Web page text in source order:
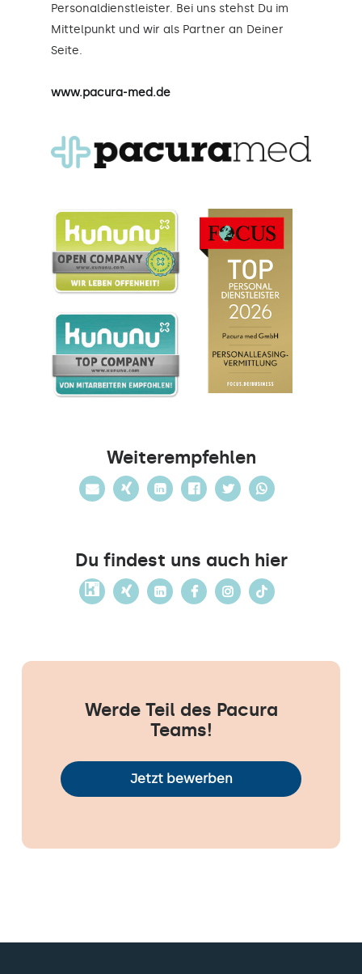
Personaldienstleister. Bei uns stehst Du im
Mittelpunkt und wir als Partner an Deiner
Seite.
www.pacura-med.de
Weiterempfehlen
Du findest uns auch hier
Werde Teil des Pacura
Teams!
Jetzt bewerben